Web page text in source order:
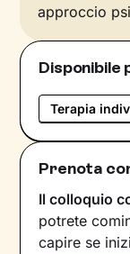
approccio
Disponibile
Terapia
Prenota
Il colloquio
potrete
capire se